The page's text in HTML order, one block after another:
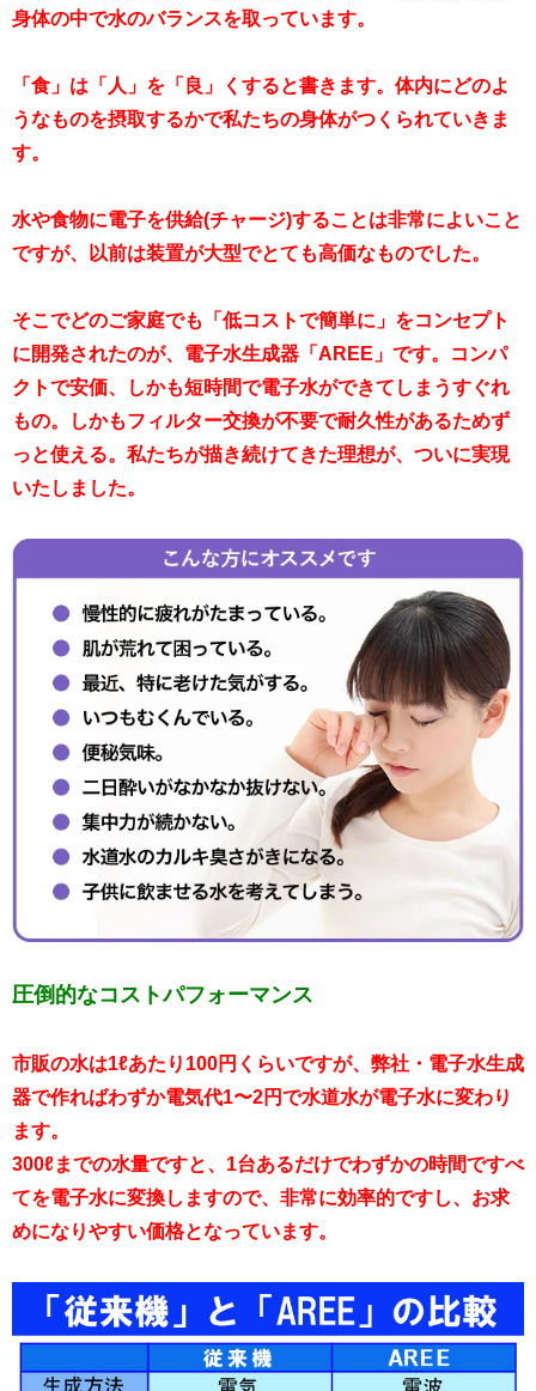
身体の中で水のバランスを取っています。
「食」は「人」を「良」くすると書きます。体内にどのよ
うなものを摂取するかで私たちの身体がつくられていきま
す。
水や食物に電子を供給(チャージ)することは非常によいこと
ですが、以前は装置が大型でとても高価なものでした。
そこでどのご家庭でも「低コストで簡単に」をコンセプト
に開発されたのが、電子水生成器「AREE」です。コンパ
クトで安価、しかも短時間で電子水ができてしまうすぐれ
もの。しかもフィルター交換が不要で耐久性があるためず
っと使える。私たちが描き続けてきた理想が、ついに実現
いたしました。
圧倒的なコストパフォーマンス
市販の水は1ℓあたり100円くらいですが、弊社・電子水生成
器で作ればわずか電気代1〜2円で水道水が電子水に変わり
ます。
300ℓまでの水量ですと、1台あるだけでわずかの時間ですべ
てを電子水に変換しますので、非常に効率的ですし、お求
めになりやすい価格となっています。